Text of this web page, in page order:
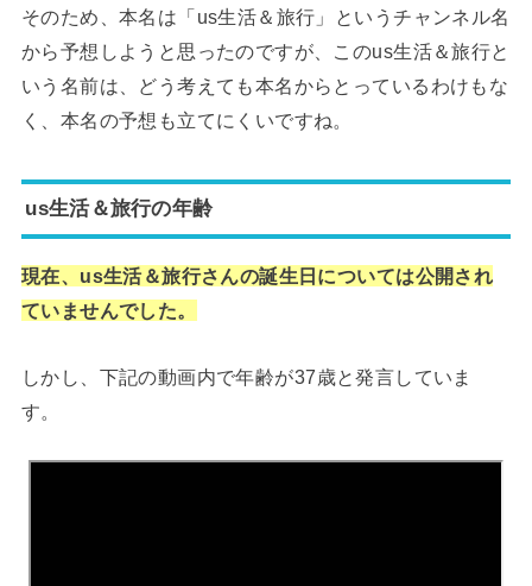
そのため、本名は「us生活＆旅行」というチャンネル名
から予想しようと思ったのですが、このus生活＆旅行と
いう名前は、どう考えても本名からとっているわけもな
く、本名の予想も立てにくいですね。
us生活＆旅行の年齢
現在、us生活＆旅行さんの誕生日については公開され
ていませんでした。
しかし、下記の動画内で年齢が37歳と発言していま
す。